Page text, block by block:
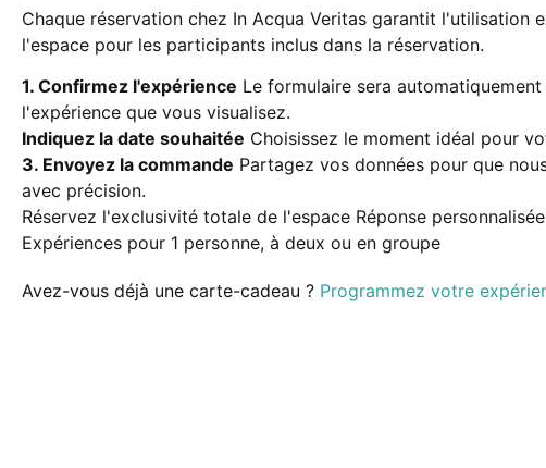
Chaque réservation chez In Acqua Veritas garantit l'utilisation
l'espace pour les participants inclus dans la réservation.
1. Confirmez l'expérience Le formulaire sera automatiquement
l'expérience que vous visualisez.
Indiquez la date souhaitée Choisissez le moment idéal pour
3. Envoyez la commande Partagez vos données pour que
avec précision.
Réservez l'exclusivité totale de l'espace Réponse
Expériences pour 1 personne, à deux ou en groupe
Avez-vous déjà une carte-cadeau ? Programmez votre